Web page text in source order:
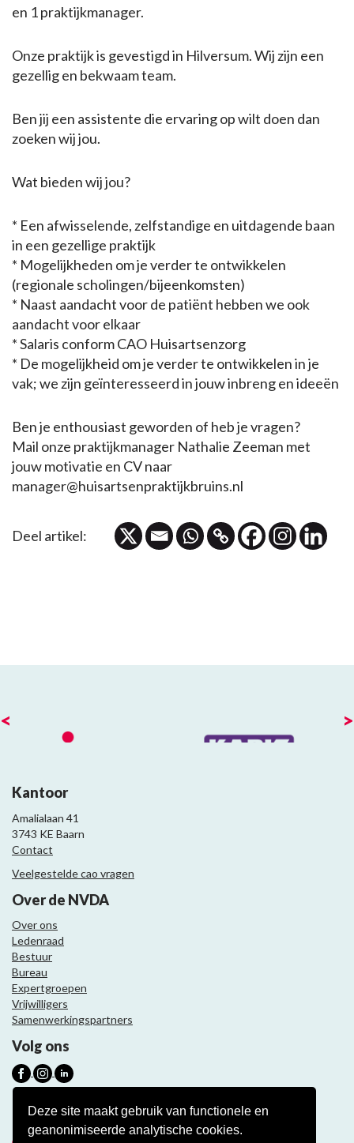
Deze site maakt gebruik van functionele en
geanonimiseerde analytische cookies.
en 1 praktijkmanager.
Onze praktijk is gevestigd in Hilversum. Wij zijn een
gezellig en bekwaam team.
Ben jij een assistente die ervaring op wilt doen dan
zoeken wij jou.
Wat bieden wij jou?
* Een afwisselende, zelfstandige en uitdagende baan
in een gezellige praktijk
* Mogelijkheden om je verder te ontwikkelen
(regionale scholingen/bijeenkomsten)
* Naast aandacht voor de patiënt hebben we ook
aandacht voor elkaar
* Salaris conform CAO Huisartsenzorg
* De mogelijkheid om je verder te ontwikkelen in je
vak; we zijn geïnteresseerd in jouw inbreng en ideeën
Ben je enthousiast geworden of heb je vragen?
Mail onze praktijkmanager Nathalie Zeeman met
jouw motivatie en CV naar
manager@huisartsenpraktijkbruins.nl
Deel artikel:
< >
Kantoor
Amalialaan 41
3743 KE Baarn
Contact
Veelgestelde cao vragen
Over de NVDA
Over ons
Ledenraad
Bestuur
Bureau
Expertgroepen
Vrijwilligers
Samenwerkingspartners
Volg ons
Nieuwsbrief